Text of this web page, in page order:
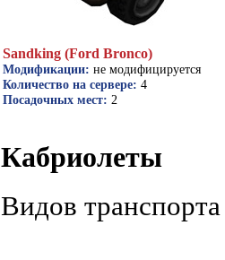
Sandking (Ford Bronco)
Модификации: не модифицируется
Количество на сервере: 4
Посадочных мест: 2
Кабриолеты
Видов